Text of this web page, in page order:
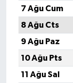
7 Ağu Cum
8 Ağu Cts
9 Ağu Paz
10 Ağu Pts
11 Ağu Sal